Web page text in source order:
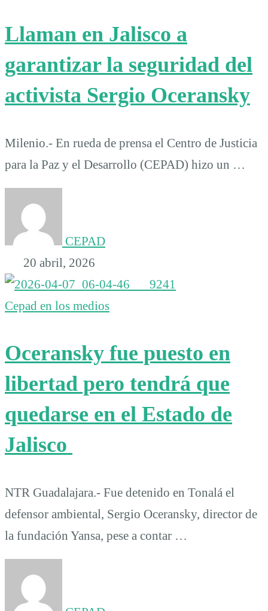
Llaman en Jalisco a
garantizar la seguridad del
activista Sergio Oceransky
Milenio.- En rueda de prensa el Centro de Justicia
para la Paz y el Desarrollo (CEPAD) hizo un …
CEPAD
20 abril, 2026
Cepad en los medios
Oceransky fue puesto en
libertad pero tendrá que
quedarse en el Estado de
Jalisco
NTR Guadalajara.- Fue detenido en Tonalá el
defensor ambiental, Sergio Oceransky, director de
la fundación Yansa, pese a contar …